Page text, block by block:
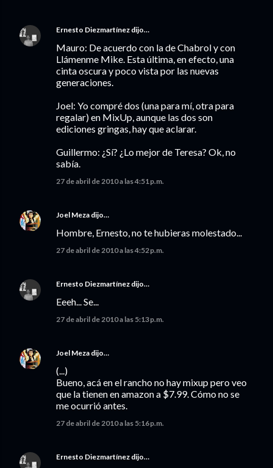
Ernesto Diezmartínez dijo…
Mauro: De acuerdo con la de Chabrol y con
Llámenme Mike. Esta última, en efecto, una
cinta oscura y poco vista por las nuevas
generaciones.
Joel: Yo compré dos (una para mí, otra para
regalar) en MixUp, aunque las dos son
ediciones gringas, hay que aclarar.
Guillermo: ¿Sí? ¿Lo mejor de Teresa? Ok, no
sabía.
27 de abril de 2010 a las 4:51 p.m.
Joel Meza dijo…
Hombre, Ernesto, no te hubieras molestado...
27 de abril de 2010 a las 4:52 p.m.
Ernesto Diezmartínez dijo…
Eeeh... Se...
27 de abril de 2010 a las 5:13 p.m.
Joel Meza dijo…
(...)
Bueno, acá en el rancho no hay mixup pero veo
que la tienen en amazon a $7.99. Cómo no se
me ocurrió antes.
27 de abril de 2010 a las 5:16 p.m.
Ernesto Diezmartínez dijo…